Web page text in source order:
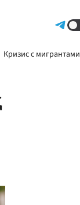
Кризис с